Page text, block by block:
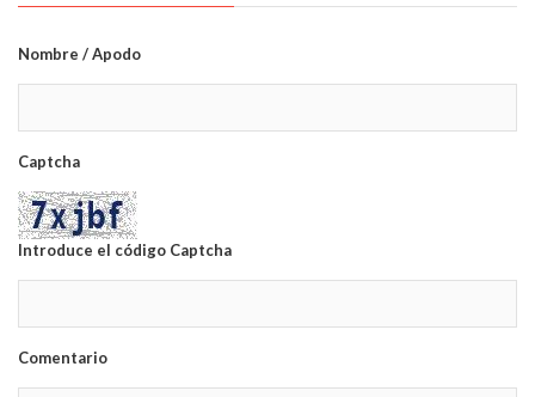
Nombre / Apodo
Captcha
Introduce el código Captcha
Comentario